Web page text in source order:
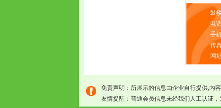
鼓
电
手
传
网
免责声明：所展示的信息由企业自行提供,内
友情提醒：普通会员信息未经我们人工认证